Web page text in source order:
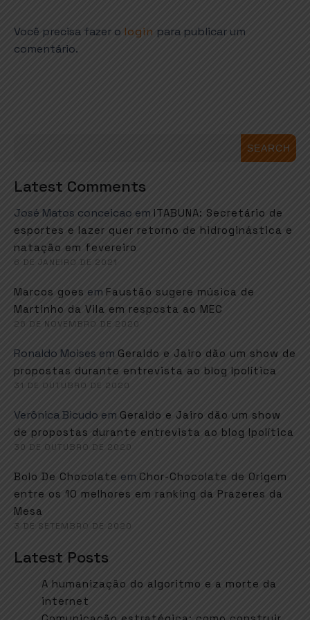
Você precisa fazer o login para publicar um
comentário.
SEARCH
Latest Comments
José Matos conceicao em ITABUNA: Secretário de
esportes e lazer quer retorno de hidroginástica e
natação em fevereiro
6 DE JANEIRO DE 2021
Marcos goes em Faustão sugere música de
Martinho da Vila em resposta ao MEC
26 DE NOVEMBRO DE 2020
Ronaldo Moises em Geraldo e Jairo dão um show de
propostas durante entrevista ao blog Ipolítica
31 DE OUTUBRO DE 2020
Verônica Bicudo em Geraldo e Jairo dão um show
de propostas durante entrevista ao blog Ipolítica
30 DE OUTUBRO DE 2020
Bolo De Chocolate em Chor-Chocolate de Origem
entre os 10 melhores em ranking da Prazeres da
Mesa
3 DE SETEMBRO DE 2020
Latest Posts
A humanização do algoritmo e a morte da
internet